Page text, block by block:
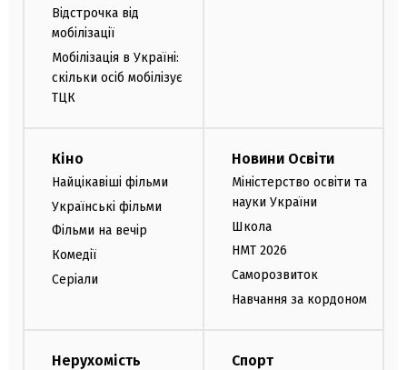
Відстрочка від
мобілізації
Мобілізація в Україні:
скільки осіб мобілізує
ТЦК
Кіно
Найцікавіші фільми
Українські фільми
Фільми на вечір
Комедії
Серіали
Новини Освіти
Міністерство освіти та
науки України
Школа
НМТ 2026
Саморозвиток
Навчання за кордоном
Нерухомість Спорт